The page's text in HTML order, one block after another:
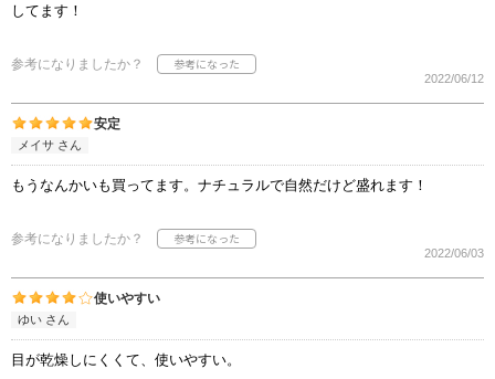
してます！
参考になりましたか？
2022/06/12
安定
メイサ さん
もうなんかいも買ってます。ナチュラルで自然だけど盛れます！
参考になりましたか？
2022/06/03
使いやすい
ゆい さん
目が乾燥しにくくて、使いやすい。